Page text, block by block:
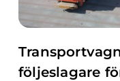
följeslagare